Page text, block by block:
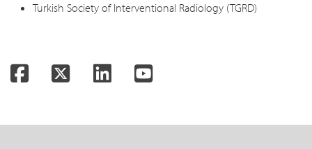
Turkish Society of Interventional Radiology (TGRD)
FacebookTwitter LinkedInYouTube